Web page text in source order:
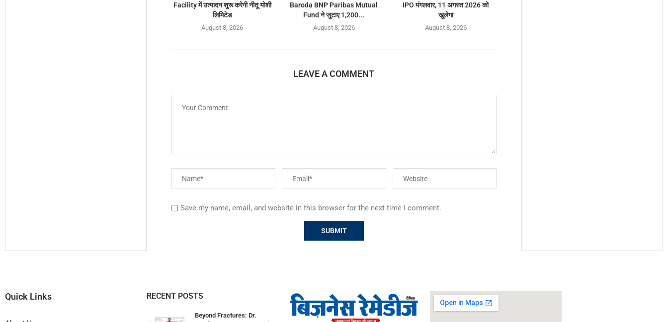
Facility में उत्पादन शुरू करेगी नीतू योशी
लिमिटेड
August 8, 2026
Baroda BNP Paribas Mutual
Fund ने जुटाए 1,200...
August 8, 2026
IPO मंगलवार, 11 अगस्त 2026 को
खुलेगा
August 8, 2026
LEAVE A COMMENT
Save my name, email, and website in this browser for the next time I comment.
Quick Links RECENT POSTS
Beyond Fractures: Dr.